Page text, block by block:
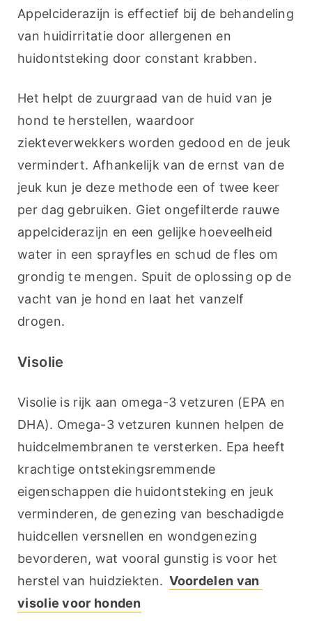
Appelciderazijn is effectief bij de behandeling
van huidirritatie door allergenen en
huidontsteking door constant krabben.
Het helpt de zuurgraad van de huid van je
hond te herstellen, waardoor
ziekteverwekkers worden gedood en de jeuk
vermindert. Afhankelijk van de ernst van de
jeuk kun je deze methode een of twee keer
per dag gebruiken. Giet ongefilterde rauwe
appelciderazijn en een gelijke hoeveelheid
water in een sprayfles en schud de fles om
grondig te mengen. Spuit de oplossing op de
vacht van je hond en laat het vanzelf
drogen.
Visolie
Visolie is rijk aan omega-3 vetzuren (EPA en
DHA). Omega-3 vetzuren kunnen helpen de
huidcelmembranen te versterken. Epa heeft
krachtige ontstekingsremmende
eigenschappen die huidontsteking en jeuk
verminderen, de genezing van beschadigde
huidcellen versnellen en wondgenezing
bevorderen, wat vooral gunstig is voor het
herstel van huidziekten. Voordelen van
visolie voor honden